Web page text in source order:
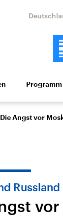
Musik
USA
Aktuelle
Programm
Die Angst vor
Russland